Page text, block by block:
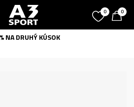
0 0
NA DRUHÝ KÚSOK